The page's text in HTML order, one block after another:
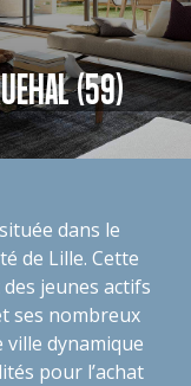
(59)
dans le
de Lille. Cette
jeunes actifs
ses nombreux
ville dynamique
pour l’achat